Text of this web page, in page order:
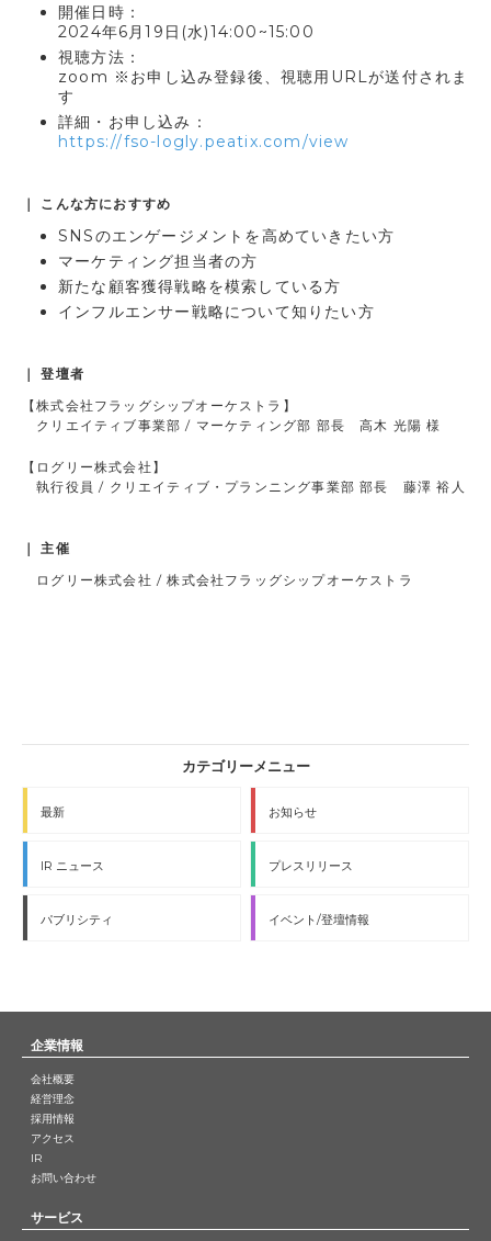
開催日時：
2024年6月19日(水)14:00~15:00
視聴方法：
zoom ※お申し込み登録後、視聴用URLが送付されま
す
詳細・お申し込み：
https://fso-logly.peatix.com/view
｜ こんな方におすすめ
SNSのエンゲージメントを高めていきたい方
マーケティング担当者の方
新たな顧客獲得戦略を模索している方
インフルエンサー戦略について知りたい方
｜ 登壇者
【株式会社フラッグシップオーケストラ】
クリエイティブ事業部 / マーケティング部 部長 高木 光陽 様
【ログリー株式会社】
執行役員 / クリエイティブ・プランニング事業部 部長 藤澤 裕人
｜主催
ログリー株式会社 / 株式会社フラッグシップオーケストラ
最新 お知らせ
IR ニュース プレスリリース
パブリシティ イベント/登壇情報
企業情報
会社概要
経営理念
採用情報
アクセス
IR
お問い合わせ
サービス